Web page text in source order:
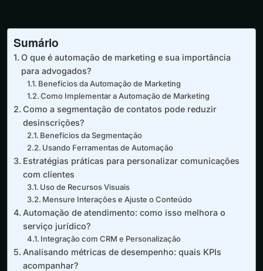
Sumário
O que é automação de marketing e sua importância
para advogados?
Benefícios da Automação de Marketing
Como Implementar a Automação de Marketing
Como a segmentação de contatos pode reduzir
desinscrições?
Benefícios da Segmentação
Usando Ferramentas de Automação
Estratégias práticas para personalizar comunicações
com clientes
Uso de Recursos Visuais
Mensure Interações e Ajuste o Conteúdo
Automação de atendimento: como isso melhora o
serviço jurídico?
Integração com CRM e Personalização
Analisando métricas de desempenho: quais KPIs
acompanhar?